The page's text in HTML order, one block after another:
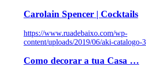
Carolain Spencer | Cocktails
https://www.ruadebaixo.com/wp-
content/uploads/2019/06/aki-catalogo-
Como decorar a tua Casa …